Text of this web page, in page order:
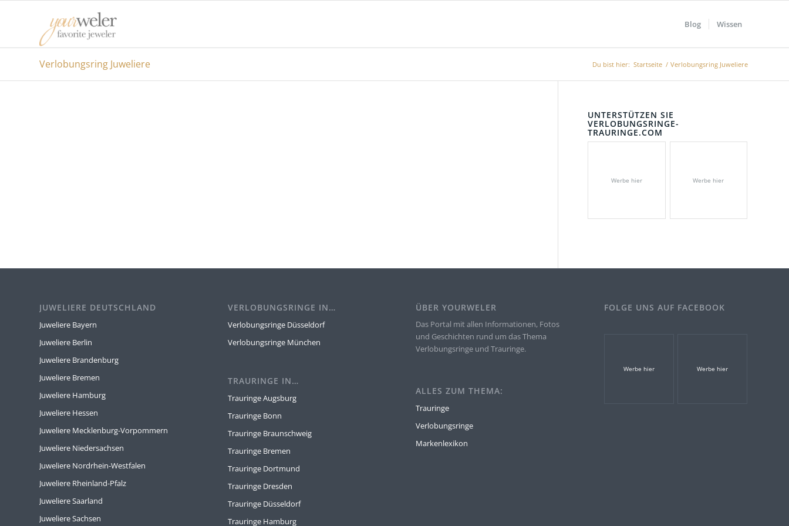
Blog Wissen
Verlobungsring Juweliere Du bist hier: Startseite / Verlobungsring Juweliere
UNTERSTÜTZEN SIE
VERLOBUNGSRINGE-
TRAURINGE.COM
Werbe hier Werbe hier
JUWELIERE DEUTSCHLAND
Juweliere Bayern
Juweliere Berlin
Juweliere Brandenburg
Juweliere Bremen
Juweliere Hamburg
Juweliere Hessen
Juweliere Mecklenburg-Vorpommern
Juweliere Niedersachsen
Juweliere Nordrhein-Westfalen
Juweliere Rheinland-Pfalz
Juweliere Saarland
Juweliere Sachsen
VERLOBUNGSRINGE IN…
Verlobungsringe Düsseldorf
Verlobungsringe München
TRAURINGE IN…
Trauringe Augsburg
Trauringe Bonn
Trauringe Braunschweig
Trauringe Bremen
Trauringe Dortmund
Trauringe Dresden
Trauringe Düsseldorf
Trauringe Hamburg
ÜBER YOURWELER
Das Portal mit allen Informationen, Fotos
und Geschichten rund um das Thema
Verlobungsringe und Trauringe.
ALLES ZUM THEMA:
Trauringe
Verlobungsringe
Markenlexikon
FOLGE UNS AUF FACEBOOK
Werbe hier Werbe hier